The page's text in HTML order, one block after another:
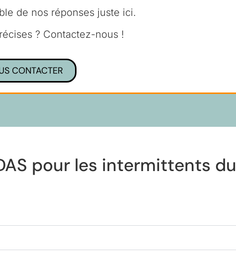
de nos réponses juste ici.
? Contactez-nous !
CONTACTER
pour les intermittents du